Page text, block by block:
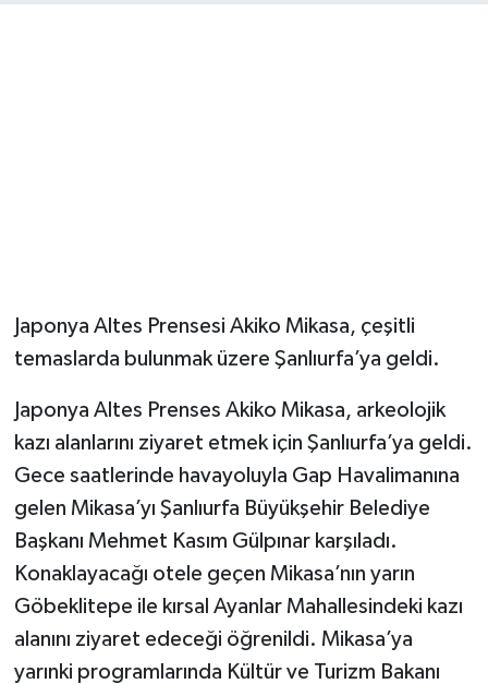
Japonya Altes Prensesi Akiko Mikasa, çeşitli
temaslarda bulunmak üzere Şanlıurfa’ya geldi.
Japonya Altes Prenses Akiko Mikasa, arkeolojik
kazı alanlarını ziyaret etmek için Şanlıurfa’ya geldi.
Gece saatlerinde havayoluyla Gap Havalimanına
gelen Mikasa’yı Şanlıurfa Büyükşehir Belediye
Başkanı Mehmet Kasım Gülpınar karşıladı.
Konaklayacağı otele geçen Mikasa’nın yarın
Göbeklitepe ile kırsal Ayanlar Mahallesindeki kazı
alanını ziyaret edeceği öğrenildi. Mikasa’ya
yarınki programlarında Kültür ve Turizm Bakanı